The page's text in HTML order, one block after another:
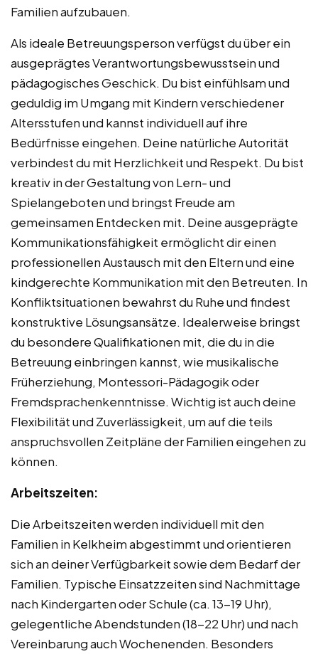
Familien aufzubauen.
Als ideale Betreuungsperson verfügst du über ein
ausgeprägtes Verantwortungsbewusstsein und
pädagogisches Geschick. Du bist einfühlsam und
geduldig im Umgang mit Kindern verschiedener
Altersstufen und kannst individuell auf ihre
Bedürfnisse eingehen. Deine natürliche Autorität
verbindest du mit Herzlichkeit und Respekt. Du bist
kreativ in der Gestaltung von Lern- und
Spielangeboten und bringst Freude am
gemeinsamen Entdecken mit. Deine ausgeprägte
Kommunikationsfähigkeit ermöglicht dir einen
professionellen Austausch mit den Eltern und eine
kindgerechte Kommunikation mit den Betreuten. In
Konfliktsituationen bewahrst du Ruhe und findest
konstruktive Lösungsansätze. Idealerweise bringst
du besondere Qualifikationen mit, die du in die
Betreuung einbringen kannst, wie musikalische
Früherziehung, Montessori-Pädagogik oder
Fremdsprachenkenntnisse. Wichtig ist auch deine
Flexibilität und Zuverlässigkeit, um auf die teils
anspruchsvollen Zeitpläne der Familien eingehen zu
können.
Arbeitszeiten:
Die Arbeitszeiten werden individuell mit den
Familien in Kelkheim abgestimmt und orientieren
sich an deiner Verfügbarkeit sowie dem Bedarf der
Familien. Typische Einsatzzeiten sind Nachmittage
nach Kindergarten oder Schule (ca. 13-19 Uhr),
gelegentliche Abendstunden (18-22 Uhr) und nach
Vereinbarung auch Wochenenden. Besonders